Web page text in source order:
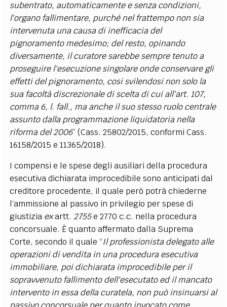
subentrato, automaticamente e senza condizioni,
l'organo fallimentare, purché nel frattempo non sia
intervenuta una causa di inefficacia del
pignoramento medesimo; del resto, opinando
diversamente, il curatore sarebbe sempre tenuto a
proseguire l'esecuzione singolare onde conservare gli
effetti del pignoramento, cosi svilendosi non solo la
sua facoltà discrezionale di scelta di cui all'art. 107,
comma 6, l. fall., ma anche il suo stesso ruolo centrale
assunto dalla programmazione liquidatoria nella
riforma del 2006” (Cass. 25802/2015, conformi Cass.
16158/2015 e 11365/2018).
I compensi e le spese degli ausiliari della procedura
esecutiva dichiarata improcedibile sono anticipati dal
creditore procedente, il quale però potrà chiederne
l’ammissione al passivo in privilegio per spese di
giustizia exartt. 2755e 2770 c.c. nella procedura
concorsuale. È quanto affermato dalla Suprema
Corte, secondo il quale “Il professionista delegato alle
operazioni di vendita in una procedura esecutiva
immobiliare, poi dichiarata improcedibile per il
sopravvenuto fallimento dell'esecutato ed il mancato
intervento in essa della curatela, non può insinuarsi al